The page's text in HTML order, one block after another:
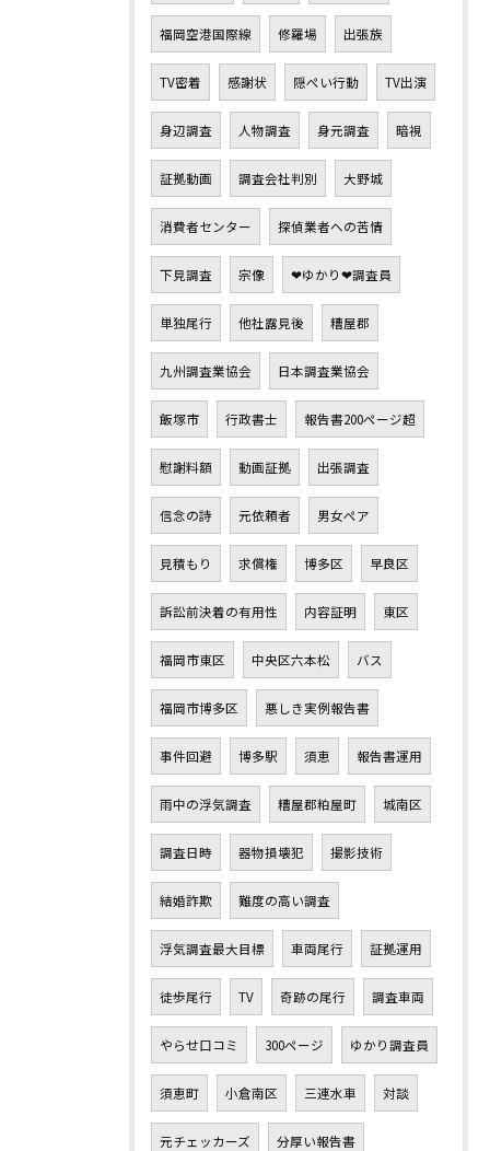
福岡空港国際線 修羅場 出張族
TV密着 感謝状 隠ぺい行動 TV出演
身辺調査 人物調査 身元調査 暗視
証拠動画 調査会社判別 大野城
消費者センター 探偵業者への苦情
下見調査 宗像 ❤ゆかり❤調査員
単独尾行 他社露見後 糟屋郡
九州調査業協会 日本調査業協会
飯塚市 行政書士 報告書200ページ超
慰謝料額 動画証拠 出張調査
信念の詩 元依頼者 男女ペア
見積もり 求償権 博多区 早良区
訴訟前決着の有用性 内容証明 東区
福岡市東区 中央区六本松 バス
福岡市博多区 悪しき実例報告書
事件回避 博多駅 須恵 報告書運用
雨中の浮気調査 糟屋郡粕屋町 城南区
調査日時 器物損壊犯 撮影技術
結婚詐欺 難度の高い調査
浮気調査最大目標 車両尾行 証拠運用
徒歩尾行 TV 奇跡の尾行 調査車両
やらせ口コミ 300ページ ゆかり調査員
須恵町 小倉南区 三連水車 対談
元チェッカーズ 分厚い報告書